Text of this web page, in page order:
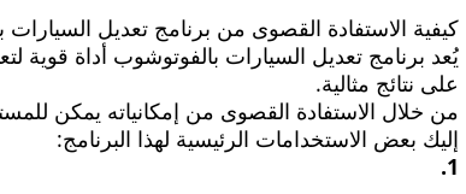
كيفية الاستفادة القصوى من برنامج تعديل السيارات
يُعد برنامج تعديل السيارات بالفوتوشوب أداة قوية
على نتائج مثالية.
من خلال الاستفادة القصوى من إمكانياته يمكن
إليك بعض الاستخدامات الرئيسية لهذا البرنامج:
1.